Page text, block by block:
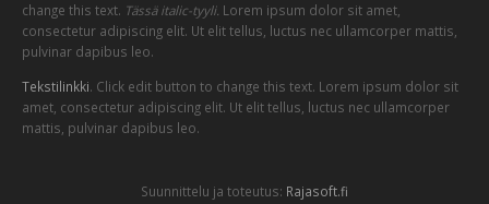
change this text. Tässä italic-tyyli. Lorem ipsum dolor sit amet,
consectetur adipiscing elit. Ut elit tellus, luctus nec ullamcorper mattis,
pulvinar dapibus leo.
Tekstilinkki. Click edit button to change this text. Lorem ipsum dolor sit
amet, consectetur adipiscing elit. Ut elit tellus, luctus nec ullamcorper
mattis, pulvinar dapibus leo.
Suunnittelu ja toteutus: Rajasoft.fi